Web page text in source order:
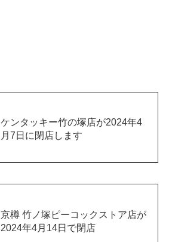
ケンタッキー竹の塚店が2024年4
月7日に閉店します
京樽 竹ノ塚ピーコックストア店が
2024年4月14日で閉店